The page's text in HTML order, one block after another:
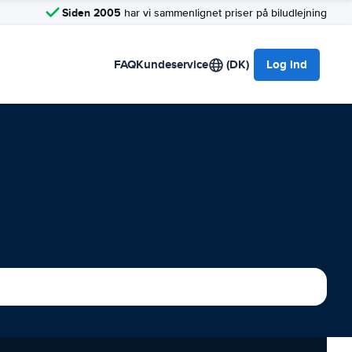
Siden 2005 har vi sammenlignet priser på biludlejning
FAQKundeservice (DK) Log ind